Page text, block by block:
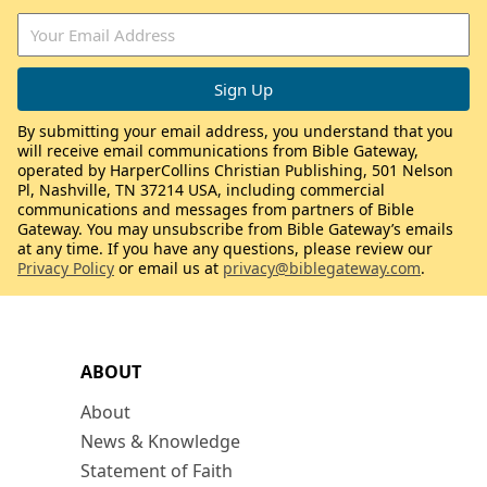
ABOUT
About
News & Knowledge
Statement of Faith
By submitting your email address, you understand that you
will receive email communications from Bible Gateway,
operated by HarperCollins Christian Publishing, 501 Nelson
Pl, Nashville, TN 37214 USA, including commercial
communications and messages from partners of Bible
Gateway. You may unsubscribe from Bible Gateway’s emails
at any time. If you have any questions, please review our
Privacy Policy or email us at privacy@biblegateway.com.